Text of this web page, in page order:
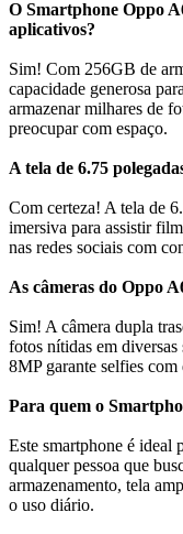
O Smartphone Oppo
aplicativos?
Sim! Com 256GB de
capacidade generosa
armazenar milhares de
preocupar com espaço.
A tela de 6.75
Com certeza! A tela de
imersiva para assistir
nas redes sociais com
As câmeras do Oppo
Sim! A câmera dupla
fotos nítidas em
8MP garante selfies com
Para quem o
Este smartphone é ideal
qualquer pessoa que
armazenamento, tela
o uso diário.